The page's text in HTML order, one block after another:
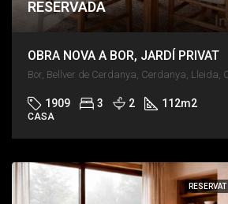
RESERVADA
OBRA NOVA A BOR, JARDÍ PRIVAT
1909 3 2 112m2
CASA
RESERVAT